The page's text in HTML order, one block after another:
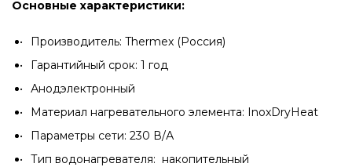
Основные характеристики:
Производитель: Thermex (Россия)
Гарантийный срок: 1 год
Анодэлектронный
Материал нагревательного элемента: InoxDryHeat
Параметры сети: 230 В/А
Тип водонагревателя: накопительный